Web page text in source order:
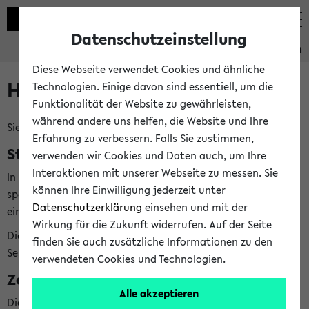
Studieninformation
Hilfe & Kontakt
Sie haben Fragen zum Studienangebot?
Studienberatungen der Fächer
In der Studieninformation finden Siebei jedem Fach die
speziellen Studienberatungen, die Ihnen bei allen Fragen zu
einem bestimmten Fach weiterhelfen können.
Die Studienberatungen Ihrer Fächer finden Sie direkt in der
Seite
Meine Studieninformation
Zentrale Beratungsangebote
Die zentrale Studienberatung (ZSB) hilft Ihnen bei weiteren
Datenschutzeinstellung
Diese Webseite verwendet Cookies und ähnliche
Technologien. Einige davon sind essentiell, um die
Funktionalität der Website zu gewährleisten,
während andere uns helfen, die Website und Ihre
Erfahrung zu verbessern. Falls Sie zustimmen,
verwenden wir Cookies und Daten auch, um Ihre
Interaktionen mit unserer Webseite zu messen. Sie
können Ihre Einwilligung jederzeit unter
Datenschutzerklärung einsehen und mit der
Wirkung für die Zukunft widerrufen. Auf der Seite
finden Sie auch zusätzliche Informationen zu den
verwendeten Cookies und Technologien.
Alle akzeptieren